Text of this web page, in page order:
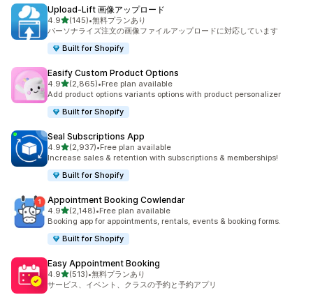
Upload‑Lift 画像アップロード
4.95つ星中
(145)
合計レビュー数：145件
•無料プランあり
パーソナライズ注文の画像ファイルアップロードに対応しています
Built for Shopify
Easify Custom Product Options
4.95つ星中
(2,865)
合計レビュー数：2865件
•Free plan available
Add product options variants options with product personalizer
Built for Shopify
Seal Subscriptions App
4.95つ星中
(2,937)
合計レビュー数：2937件
•Free plan available
Increase sales & retention with subscriptions & memberships!
Built for Shopify
Appointment Booking Cowlendar
4.95つ星中
(2,148)
合計レビュー数：2148件
•Free plan available
Booking app for appointments, rentals, events & booking forms.
Built for Shopify
Easy Appointment Booking
4.95つ星中
(513)
合計レビュー数：513件
•無料プランあり
サービス、イベント、クラスの予約と予約アプリ